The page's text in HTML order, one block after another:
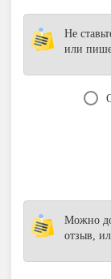
Не
или
Можно
отзыв,